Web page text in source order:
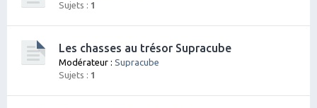
Sujets : 1
Les chasses au trésor Supracube
Modérateur : Supracube
Sujets : 1